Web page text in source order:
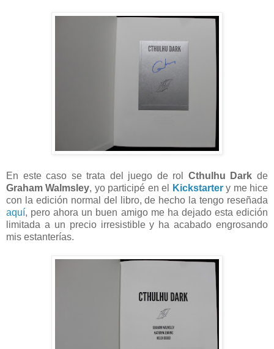
En este caso se trata del juego de rol Cthulhu Dark de
Graham Walmsley, yo participé en el Kickstartery me hice
con la edición normal del libro, de hecho la tengo reseñada
aquí, pero ahora un buen amigo me ha dejado esta edición
limitada a un precio irresistible y ha acabado engrosando
mis estanterías.